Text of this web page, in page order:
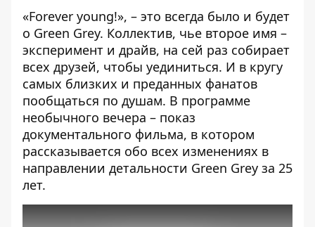
«Forever young!», – это всегда было и будет
о Green Grey. Коллектив, чье второе имя –
эксперимент и драйв, на сей раз собирает
всех друзей, чтобы уединиться. И в кругу
самых близких и преданных фанатов
пообщаться по душам. В программе
необычного вечера – показ
документального фильма, в котором
рассказывается обо всех изменениях в
направлении детальности Green Grey за 25
лет.